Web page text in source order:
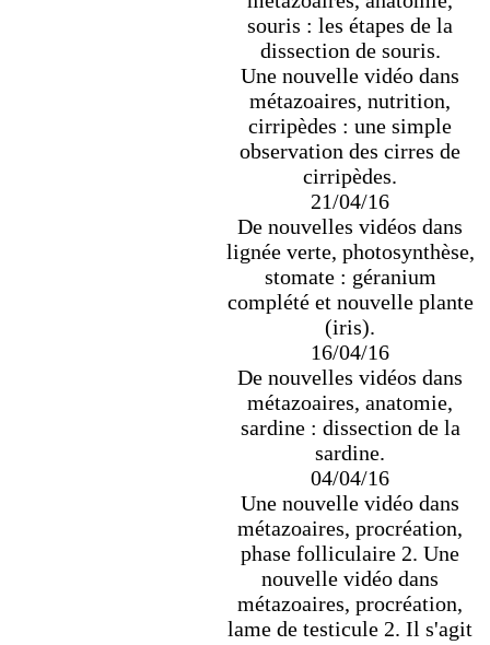
souris : les étapes de la
dissection de souris.
Une nouvelle vidéo dans
métazoaires, nutrition,
cirripèdes : une simple
observation des cirres de
cirripèdes.
21/04/16
De nouvelles vidéos dans
lignée verte, photosynthèse,
stomate : géranium
complété et nouvelle plante
(iris).
16/04/16
De nouvelles vidéos dans
métazoaires, anatomie,
sardine : dissection de la
sardine.
04/04/16
Une nouvelle vidéo dans
métazoaires, procréation,
phase folliculaire 2. Une
nouvelle vidéo dans
métazoaires, procréation,
lame de testicule 2. Il s'agit